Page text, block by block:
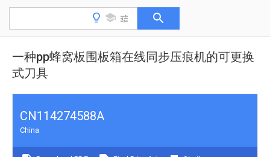
一种pp蜂窝板围板箱在线同步压痕机的可更换
式刀具
CN114274588A
China